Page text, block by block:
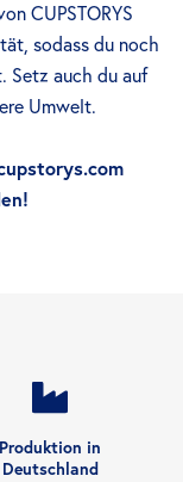
CUPSTORYS
sodass du noch
Setz auch du auf
Umwelt.
Produktion in
Deutschland